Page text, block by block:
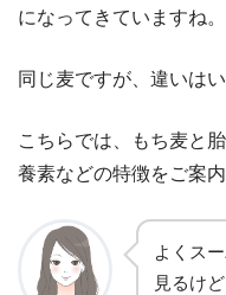
になってきていますね。
同じ麦ですが、違いは
こちらでは、もち麦と
養素などの特徴をご案内
よくス
見るけ